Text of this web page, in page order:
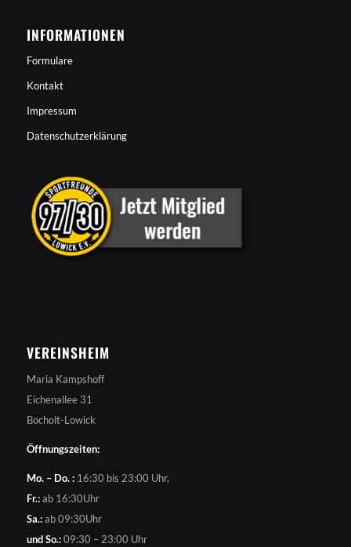
INFORMATIONEN
Formulare
Kontakt
Impressum
Datenschutzerklärung
VEREINSHEIM
Maria Kampshoff
Eichenallee 31
Bocholt-Lowick
Öffnungszeiten:
Mo. – Do. :16:30 bis 23:00 Uhr,
Fr.:ab 16:30Uhr
Sa.:ab 09:30Uhr
und So.:09:30 – 23:00 Uhr